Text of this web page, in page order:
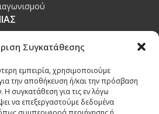
Συγκατάθεσης
εμπειρία, χρησιμοποιούμε
την αποθήκευση ή/και την πρόσβαση
συγκατάθεση για τις εν λόγω
να επεξεργαστούμε δεδομένα
035 1630